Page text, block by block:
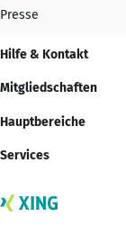
Presse
Hilfe & Kontakt
Mitgliedschaften
Hauptbereiche
Services